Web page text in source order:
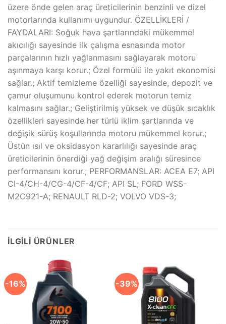
üzere önde gelen araç üreticilerinin benzinli ve dizel
motorlarında kullanımı uygundur. ÖZELLİKLERİ /
FAYDALARI: Soğuk hava şartlarındaki mükemmel
akıcılığı sayesinde ilk çalışma esnasında motor
parçalarının hızlı yağlanmasını sağlayarak motoru
aşınmaya karşı korur.; Özel formülü ile yakıt ekonomisi
sağlar.; Aktif temizleme özelliği sayesinde, depozit ve
çamur oluşumunu kontrol ederek motorun temiz
kalmasını sağlar.; Geliştirilmiş yüksek ve düşük sıcaklık
özellikleri sayesinde her türlü iklim şartlarında ve
değişik sürüş koşullarında motoru mükemmel korur.;
Üstün ısıl ve oksidasyon kararlılığı sayesinde araç
üreticilerinin önerdiği yağ değişim aralığı süresince
performansını korur.; PERFORMANSLAR: ACEA E7; API
CI-4/CH-4/CG-4/CF-4/CF; API SL; FORD WSS-
M2C921-A; RENAULT RLD-2; VOLVO VDS-3;
İLGILI ÜRÜNLER
-16% -39%